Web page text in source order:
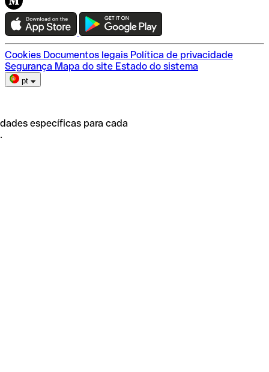
Teste a Qonto
Escolha do plano
Cookies Documentos legais Política de privacidade
Segurança Mapa do site Estado do sistema
pt
específicas para cada